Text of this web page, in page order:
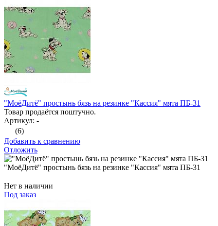
"МоёДитё" простынь бязь на резинке "Кассия" мята ПБ-31
Товар продаётся поштучно.
Артикул: -
(6)
Добавить к сравнению
Отложить
"МоёДитё" простынь бязь на резинке "Кассия" мята ПБ-31
Нет в наличии
Под заказ